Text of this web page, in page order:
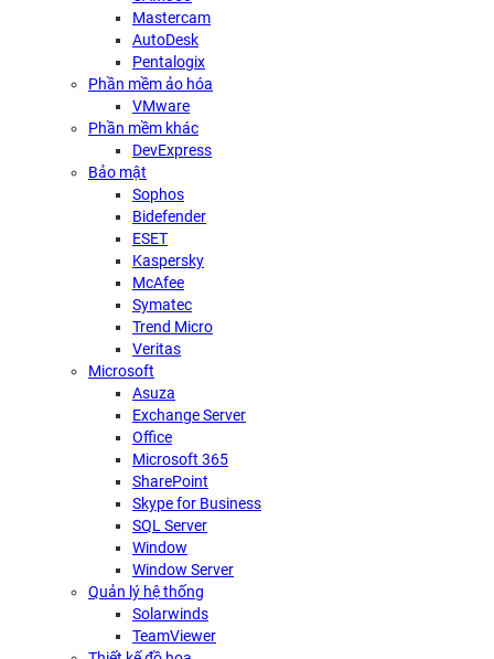
Mastercam
AutoDesk
Pentalogix
Phần mềm ảo hóa
VMware
Phần mềm khác
DevExpress
Bảo mật
Sophos
Bidefender
ESET
Kaspersky
McAfee
Symatec
Trend Micro
Veritas
Microsoft
Asuza
Exchange Server
Office
Microsoft 365
SharePoint
Skype for Business
SQL Server
Window
Window Server
Quản lý hệ thống
Solarwinds
TeamViewer